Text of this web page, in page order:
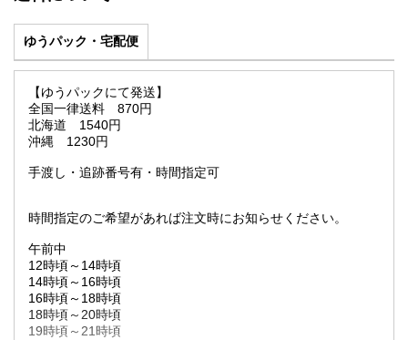
ゆうパック・宅配便
【ゆうパックにて発送】
全国一律送料 870円
北海道 1540円
沖縄 1230円
手渡し・追跡番号有・時間指定可
時間指定のご希望があれば注文時にお知らせください。
午前中
12時頃～14時頃
14時頃～16時頃
16時頃～18時頃
18時頃～20時頃
19時頃～21時頃